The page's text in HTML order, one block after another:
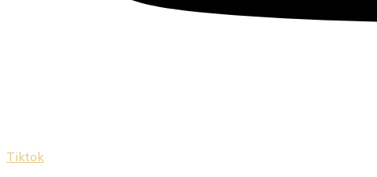
Tiktok